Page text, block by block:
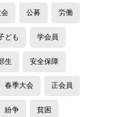
会 公募 労働
ども 学会員
生 安全保障
春季大会 正会員
紛争 貧困